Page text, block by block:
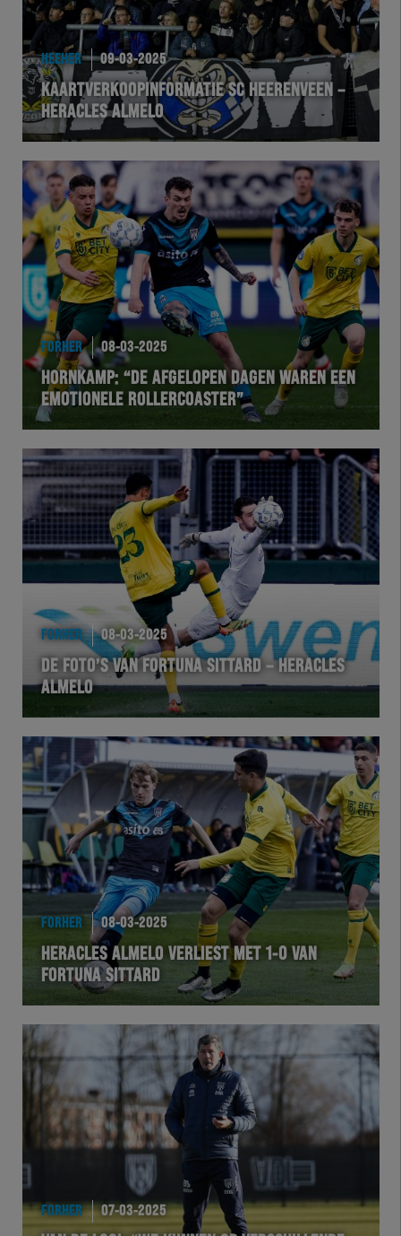
HEEHER 09-03-2025
KAARTVERKOOPINFORMATIE SC HEERENVEEN –
HERACLES ALMELO
FORHER 08-03-2025
HORNKAMP: “DE AFGELOPEN DAGEN WAREN EEN
EMOTIONELE ROLLERCOASTER”
FORHER 08-03-2025
DE FOTO’S VAN FORTUNA SITTARD – HERACLES
ALMELO
FORHER 08-03-2025
HERACLES ALMELO VERLIEST MET 1-0 VAN
FORTUNA SITTARD
FORHER 07-03-2025